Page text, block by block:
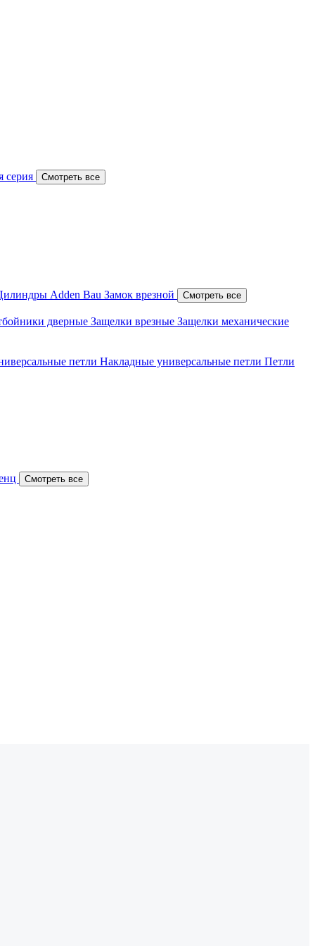
серия Смотреть все
Adden Bau Замок врезной Смотреть все
дверные Защелки врезные Защелки механические
петли Накладные универсальные петли Петли
Смотреть все